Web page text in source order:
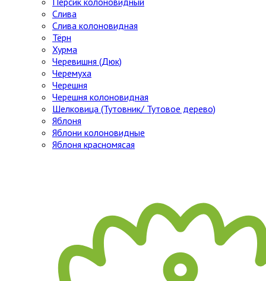
Слива
Слива колоновидная
Тёрн
Хурма
Черевишня (Дюк)
Черемуха
Черешня
Черешня колоновидная
Шелковица (Тутовник/ Тутовое дерево)
Яблоня
Яблони колоновидные
Яблоня красномясая